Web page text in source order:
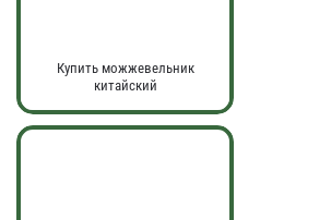
Купить можжевельник
китайский